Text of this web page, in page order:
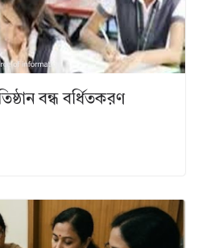
বন্ধ বর্ধিতকরণ